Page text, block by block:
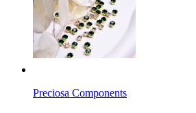
Preciosa Components